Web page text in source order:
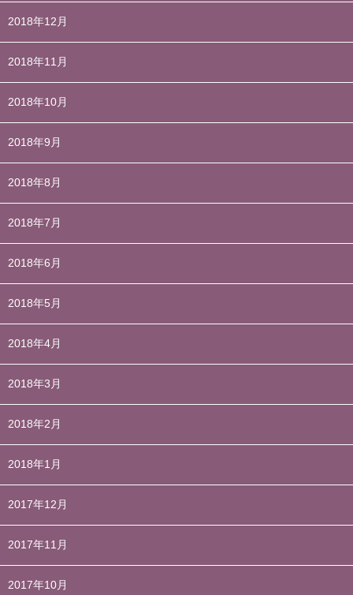
2018年12月
2018年11月
2018年10月
2018年9月
2018年8月
2018年7月
2018年6月
2018年5月
2018年4月
2018年3月
2018年2月
2018年1月
2017年12月
2017年11月
2017年10月